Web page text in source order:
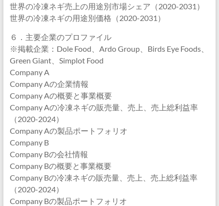
世界の冷凍ネギ売上の用途別市場シェア（2020-2031）
世界の冷凍ネギの用途別価格（2020-2031）
６．主要企業のプロファイル
※掲載企業：Dole Food、Ardo Group、Birds Eye Foods、
Green Giant、Simplot Food
Company A
Company Aの企業情報
Company Aの概要と事業概要
Company Aの冷凍ネギの販売量、売上、売上総利益率
（2020-2024）
Company Aの製品ポートフォリオ
Company B
Company Bの会社情報
Company Bの概要と事業概要
Company Bの冷凍ネギの販売量、売上、売上総利益率
（2020-2024）
Company Bの製品ポートフォリオ